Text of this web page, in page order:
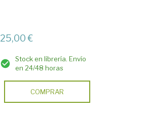
25,00 €
Stock en librería. Envío
en 24/48 horas
COMPRAR